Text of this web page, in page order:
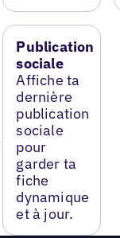
Publication
sociale
Affiche ta
dernière
publication
sociale
pour
garder ta
fiche
dynamique
et à jour.